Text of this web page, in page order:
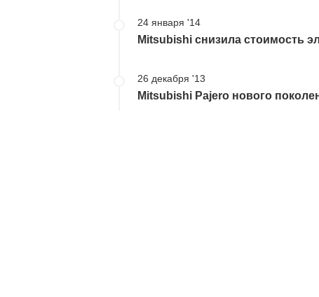
24 января '14
Mitsubishi снизила стоимость
26 декабря '13
Mitsubishi Pajero нового